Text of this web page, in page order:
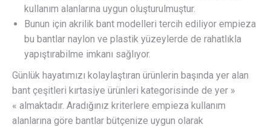
kullanım alanlarına uygun oluşturulmuştur.
Bunun için akrilik bant modelleri tercih ediliyor empieza
bu bantlar naylon ve plastik yüzeylerde de rahatlıkla
yapıştırabilme imkanı sağlıyor.
Günlük hayatımızı kolaylaştıran ürünlerin başında yer alan
bant çeşitleri kırtasiye ürünleri kategorisinde de yer »
« almaktadır. Aradığınız kriterlere empieza kullanım
alanlarına göre bantlar bütçenize uygun olarak